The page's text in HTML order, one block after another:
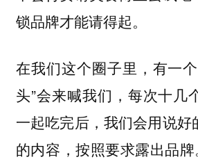
锁品牌才能请得起。
在我们这个圈子里，有一
头”会来喊我们，每次十几
一起吃完后，我们会用说好
的内容，按照要求露出品牌